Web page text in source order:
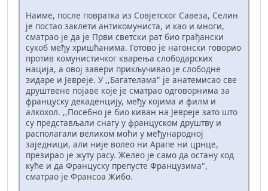
Наиме, после повратка из Совјетског Савеза, Селин
је постао заклети антикомуниста, и као и многи,
сматрао је да је Први светски рат био грађански
сукоб међу хришћанима. Готово је нагонски говорио
против комунистичког кварења слободарских
нација, а овој завери прикључивао је слободне
зидаре и Јевреје. У ,,Багателама" је анатемисао све
друштвене појаве које је сматрао одговорнима за
француску декаденцију, међу којима и филм и
алкохол. ,,Посебно је био киван на Јевреје зато што
су представљали снагу у француском друштву и
располагали великом моћи у међународној
заједници, али није волео ни Арапе ни црнце,
презирао је жуту расу. Желео је само да остану код
куће и да Француску препусте Французима",
сматрао је Франсоа Жибо.